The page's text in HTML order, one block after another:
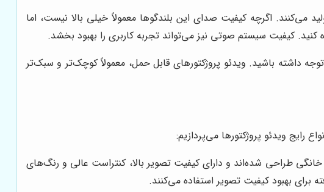
می‌کنند. اگرچه کیفیت صدای این بلندگوها معمولاً خیلی بالا نیست، اما
کیفیت سیستم صوتی نیز می‌تواند تجربه کاربری را بهبود بخشد.
داشته باشید. ویدئو پروژکتورهای قابل حمل، معمولاً کوچک‌تر و سبک‌تر
رایج ویدئو پروژکتورها می‌پردازیم:
خانگی طراحی شده‌اند و دارای کیفیت تصویر بالا، کنتراست عالی و رنگ‌های